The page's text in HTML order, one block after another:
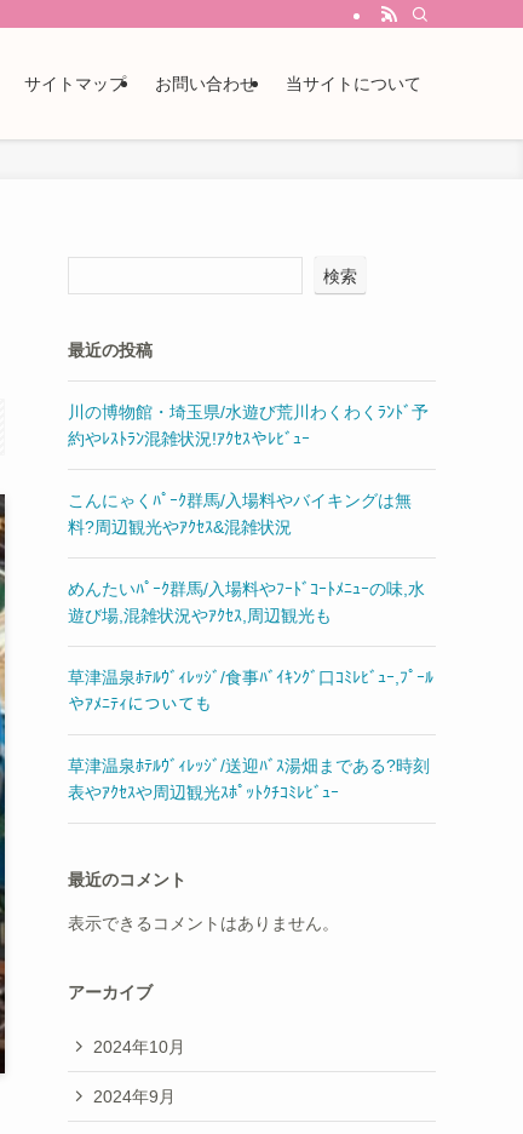
サイトマップ お問い合わせ 当サイトについて
検索
最近の投稿
川の博物館・埼玉県/水遊び荒川わくわくﾗﾝﾄﾞ予
約やﾚｽﾄﾗﾝ混雑状況!ｱｸｾｽやﾚﾋﾞｭｰ
こんにゃくﾊﾟｰｸ群馬/入場料やバイキングは無
料?周辺観光やｱｸｾｽ&混雑状況
めんたいﾊﾟｰｸ群馬/入場料やﾌｰﾄﾞｺｰﾄﾒﾆｭｰの味,水
遊び場,混雑状況やｱｸｾｽ,周辺観光も
草津温泉ﾎﾃﾙｳﾞｨﾚｯｼﾞ/食事ﾊﾞｲｷﾝｸﾞ口ｺﾐﾚﾋﾞｭｰ,ﾌﾟｰﾙ
やｱﾒﾆﾃｨについても
草津温泉ﾎﾃﾙｳﾞｨﾚｯｼﾞ/送迎ﾊﾞｽ湯畑まである?時刻
表やｱｸｾｽや周辺観光ｽﾎﾟｯﾄｸﾁｺﾐﾚﾋﾞｭｰ
最近のコメント
表示できるコメントはありません。
アーカイブ
2024年10月
2024年9月